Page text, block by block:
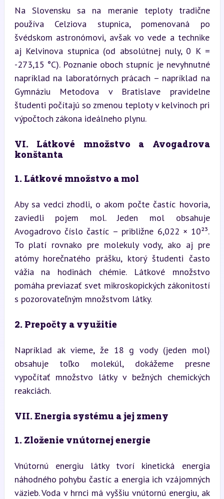
Na Slovensku sa na meranie teploty tradične
používa Celziova stupnica, pomenovaná po
švédskom astronómovi, avšak vo vede a technike
aj Kelvinova stupnica (od absolútnej nuly, 0 K =
-273,15 °C). Poznanie oboch stupníc je nevyhnutné
napríklad na laboratórnych prácach – napríklad na
Gymnáziu Metodova v Bratislave pravidelne
študenti počítajú so zmenou teploty v kelvinoch pri
výpočtoch zákona ideálneho plynu.
VI. Látkové množstvo a Avogadrova
konštanta
1. Látkové množstvo a mol
Aby sa vedci zhodli, o akom počte častíc hovoria,
zaviedli pojem mol. Jeden mol obsahuje
Avogadrovo číslo častíc – približne 6,022 × 10²³.
To platí rovnako pre molekuly vody, ako aj pre
atómy horečnatého prášku, ktorý študenti často
vážia na hodinách chémie. Látkové množstvo
pomáha previazať svet mikroskopických zákonitostí
s pozorovateľným množstvom látky.
2. Prepočty a využitie
Napríklad ak vieme, že 18 g vody (jeden mol)
obsahuje toľko molekúl, dokážeme presne
vypočítať množstvo látky v bežných chemických
reakciách.
VII. Energia systému a jej zmeny
1. Zloženie vnútornej energie
Vnútornú energiu látky tvorí kinetická energia
náhodného pohybu častíc a energia ich vzájomných
väzieb. Voda v hrnci má vyššiu vnútornú energiu, ak